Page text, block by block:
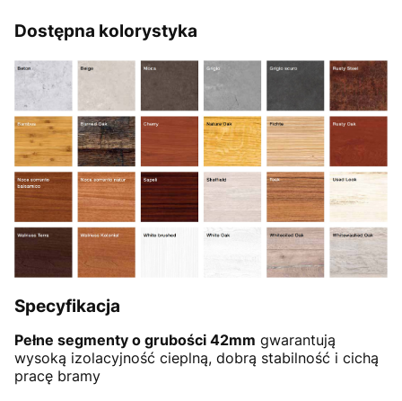
Dostępna kolorystyka
Specyfikacja
Pełne segmenty o grubości 42mm gwarantują
wysoką izolacyjność cieplną, dobrą stabilność i cichą
pracę bramy